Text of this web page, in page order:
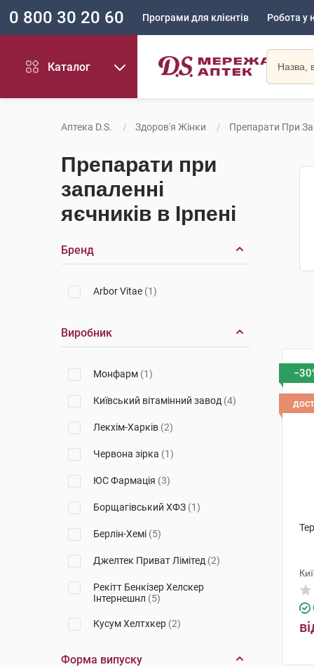
0 800 30 20 60 Програми для клієнтів Робота у
Каталог
Аптека D.S. Здоров'я Жінки Препарати При
Препарати при
запаленні
яєчників в Ірпені
Бренд
Arbor Vitae (1)
Виробник
Монфарм (1)
Київський вітамінний завод (4)
Лекхім-Харків (2)
Червона зірка (1)
ЮС Фармація (3)
Борщагівський ХФЗ (1)
Берлін-Хемі (5)
Джелтек Приват Лімітед (2)
Рекітт Бенкізер Хелскер
Інтернешнл (5)
Кусум Хелтхкер (2)
Форма випуску